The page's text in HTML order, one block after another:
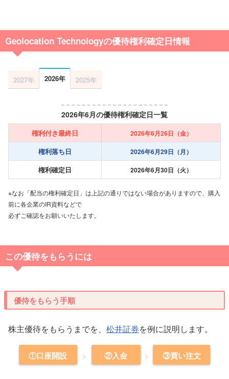
Geolocation Technologyの優待権利確定日情報
2027年 2026年 2025年
2026年6月の優待権利確定日一覧
権利付き最終日 2026年6月26日（金）
権利落ち日 2026年6月29日（月）
権利確定日 2026年6月30日（火）
※なお「配当の権利確定日」は上記の通りではない場合がありますので、購入
前に各企業のIR資料などで
必ずご確認をお願いいたします。
この優待をもらうには
優待をもらう手順
株主優待をもらうまでを、 松井証券を例に説明します。
①口座開設 ②入金 ③買い注文